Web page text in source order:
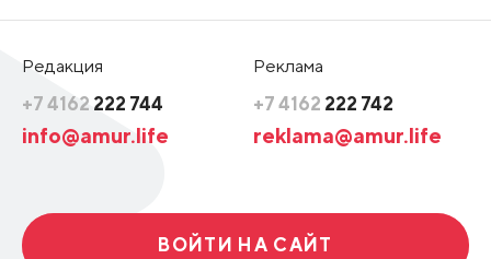
Редакция
+7 4162 222 744
info@amur.life
Реклама
+7 4162 222 742
reklama@amur.life
ВОЙТИ НА САЙТ